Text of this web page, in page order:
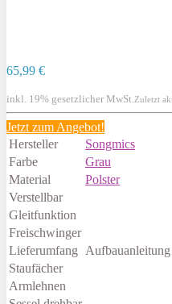
65,99 €
inkl. 19% gesetzlicher MwSt. Zuletzt
Jetzt zum Angebot!
Hersteller
Songmics
Farbe
Grau
Material
Polster
Verstellbar
Gleitfunktion
Freischwinger
Lieferumfang
Aufbauanleitung
Staufächer
Armlehnen